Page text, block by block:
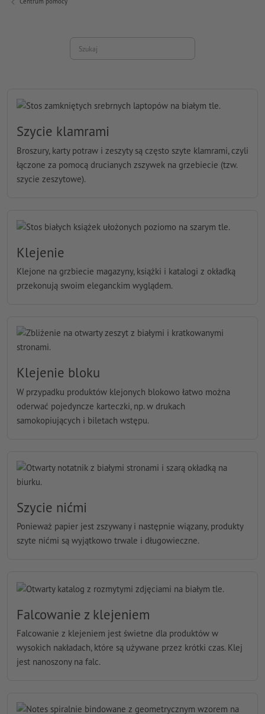
Szukaj
Szycie klamrami
Broszury, karty potraw i zeszyty są często szyte klamrami, czyli
łączone za pomocą drucianych zszywek na grzebiecie (tzw.
szycie zeszytowe).
Klejenie
Klejone na grzbiecie magazyny, książki i katalogi z okładką
przekonują swoim eleganckim wyglądem.
Klejenie bloku
W przypadku produktów klejonych blokowo łatwo można
oderwać pojedyncze karteczki, np. w drukach
samokopiujących i biletach wstępu.
Szycie nićmi
Ponieważ papier jest zszywany i następnie wiązany, produkty
szyte nićmi są wyjątkowo trwale i długowieczne.
Falcowanie z klejeniem
Falcowanie z klejeniem jest świetne dla produktów w
wysokich nakładach, które są używane przez krótki czas. Klej
jest nanoszony na falc.